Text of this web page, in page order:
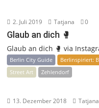
2. Juli 2019 Tatjana 0
Glaub an dich 🥊
Glaub an dich 🥊 via
Berlin City Guide Berlinspiriert:
Street Art
Zehlendorf
13. Dezember 2018 Tatjana